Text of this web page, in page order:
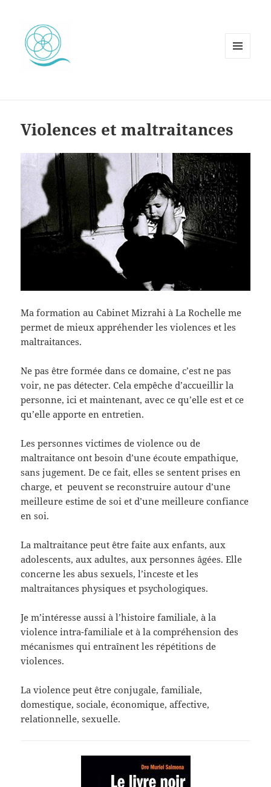
Violences et maltraitances
Ma formation au Cabinet Mizrahi à La Rochelle me
permet de mieux appréhender les violences et les
maltraitances.
Ne pas être formée dans ce domaine, c’est ne pas
voir, ne pas détecter. Cela empêche d’accueillir la
personne, ici et maintenant, avec ce qu’elle est et ce
qu’elle apporte en entretien.
Les personnes victimes de violence ou de
maltraitance ont besoin d’une écoute empathique,
sans jugement. De ce fait, elles se sentent prises en
charge, et peuvent se reconstruire autour d’une
meilleure estime de soi et d’une meilleure confiance
en soi.
La maltraitance peut être faite aux enfants, aux
adolescents, aux adultes, aux personnes âgées. Elle
concerne les abus sexuels, l’inceste et les
maltraitances physiques et psychologiques.
Je m’intéresse aussi à l’histoire familiale, à la
violence intra-familiale et à la compréhension des
mécanismes qui entraînent les répétitions de
violences.
La violence peut être conjugale, familiale,
domestique, sociale, économique, affective,
relationnelle, sexuelle.